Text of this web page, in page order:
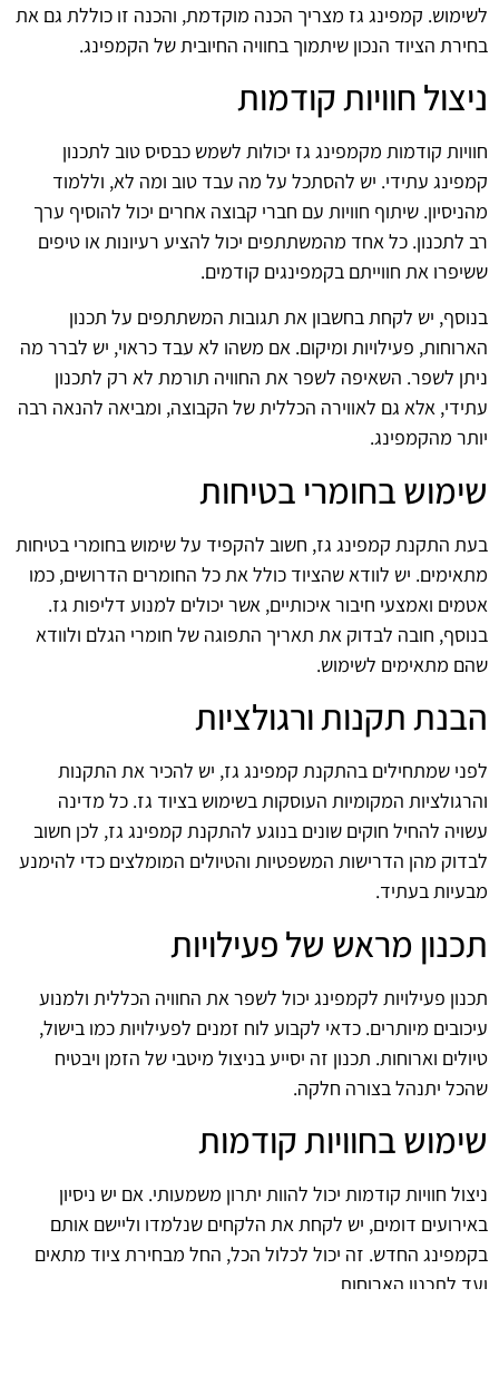
לשימוש. קמפינג גז מצריך הכנה מוקדמת, והכנה זו כוללת גם את
בחירת הציוד הנכון שיתמוך בחוויה החיובית של הקמפינג.
ניצול חוויות קודמות
חוויות קודמות מקמפינג גז יכולות לשמש כבסיס טוב לתכנון
קמפינג עתידי. יש להסתכל על מה עבד טוב ומה לא, וללמוד
מהניסיון. שיתוף חוויות עם חברי קבוצה אחרים יכול להוסיף ערך
רב לתכנון. כל אחד מהמשתתפים יכול להציע רעיונות או טיפים
ששיפרו את חווייתם בקמפינגים קודמים.
בנוסף, יש לקחת בחשבון את תגובות המשתתפים על תכנון
הארוחות, פעילויות ומיקום. אם משהו לא עבד כראוי, יש לברר מה
ניתן לשפר. השאיפה לשפר את החוויה תורמת לא רק לתכנון
עתידי, אלא גם לאווירה הכללית של הקבוצה, ומביאה להנאה רבה
יותר מהקמפינג.
שימוש בחומרי בטיחות
בעת התקנת קמפינג גז, חשוב להקפיד על שימוש בחומרי בטיחות
מתאימים. יש לוודא שהציוד כולל את כל החומרים הדרושים, כמו
אטמים ואמצעי חיבור איכותיים, אשר יכולים למנוע דליפות גז.
בנוסף, חובה לבדוק את תאריך התפוגה של חומרי הגלם ולוודא
שהם מתאימים לשימוש.
הבנת תקנות ורגולציות
לפני שמתחילים בהתקנת קמפינג גז, יש להכיר את התקנות
והרגולציות המקומיות העוסקות בשימוש בציוד גז. כל מדינה
עשויה להחיל חוקים שונים בנוגע להתקנת קמפינג גז, לכן חשוב
לבדוק מהן הדרישות המשפטיות והטיולים המומלצים כדי להימנע
מבעיות בעתיד.
תכנון מראש של פעילויות
תכנון פעילויות לקמפינג יכול לשפר את החוויה הכללית ולמנוע
עיכובים מיותרים. כדאי לקבוע לוח זמנים לפעילויות כמו בישול,
טיולים וארוחות. תכנון זה יסייע בניצול מיטבי של הזמן ויבטיח
שהכל יתנהל בצורה חלקה.
שימוש בחוויות קודמות
ניצול חוויות קודמות יכול להוות יתרון משמעותי. אם יש ניסיון
באירועים דומים, יש לקחת את הלקחים שנלמדו וליישם אותם
בקמפינג החדש. זה יכול לכלול הכל, החל מבחירת ציוד מתאים
ועד לתכנון הארוחות.